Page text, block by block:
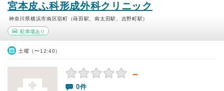
宮本皮ふ科形成外科クリニック
神奈川県横浜市南区宿町（蒔田駅、南太田駅、吉野町駅）
駐車場あり
土曜（〜12:40）
－
0件